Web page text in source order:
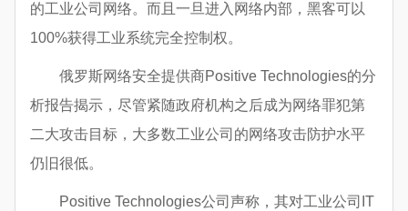
的工业公司网络。而且一旦进入网络内部，黑客可以
100%获得工业系统完全控制权。
俄罗斯网络安全提供商Positive Technologies的分
析报告揭示，尽管紧随政府机构之后成为网络罪犯第
二大攻击目标，大多数工业公司的网络攻击防护水平
仍旧很低。
Positive Technologies公司声称，其对工业公司IT